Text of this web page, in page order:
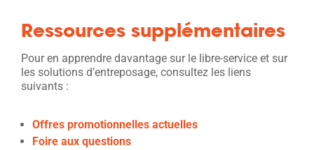
Ressources supplémentaires
Pour en apprendre davantage sur le libre-service et sur
les solutions d’entreposage, consultez les liens
suivants :
Offres promotionnelles actuelles
Foire aux questions